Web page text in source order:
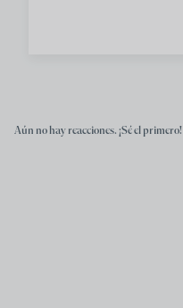
Aún no hay reacciones. ¡Sé el primero!